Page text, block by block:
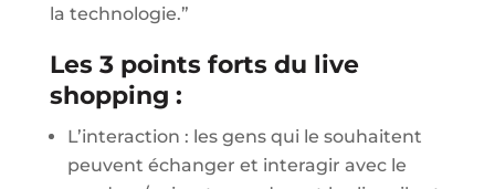
la technologie.”
Les 3 points forts du live
shopping :
L’interaction : les gens qui le souhaitent
peuvent échanger et interagir avec le